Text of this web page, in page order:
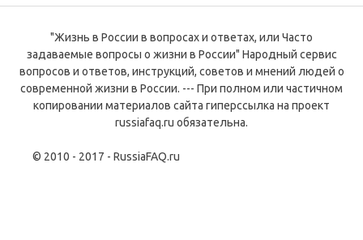
"Жизнь в России в вопросах и ответах, или Часто
задаваемые вопросы о жизни в России" Народный сервис
вопросов и ответов, инструкций, советов и мнений людей о
современной жизни в России. --- При полном или частичном
копировании материалов сайта гиперссылка на проект
russiafaq.ru обязательна.
© 2010 - 2017 - RussiaFAQ.ru